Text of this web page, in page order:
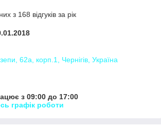
з 168 відгуків за рік
62а, корп.1, Чернігів, Україна
з 09:00 до 17:00
графік роботи